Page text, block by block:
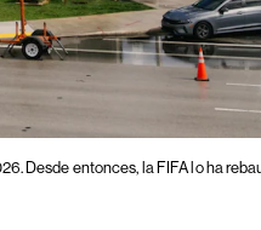
Desde entonces, la FIFA lo ha